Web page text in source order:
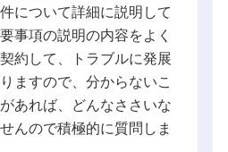
について詳細に説明して
事項の説明の内容をよく
約して、トラブルに発展
ますので、分からないこ
あれば、どんなささいな
んので積極的に質問しま